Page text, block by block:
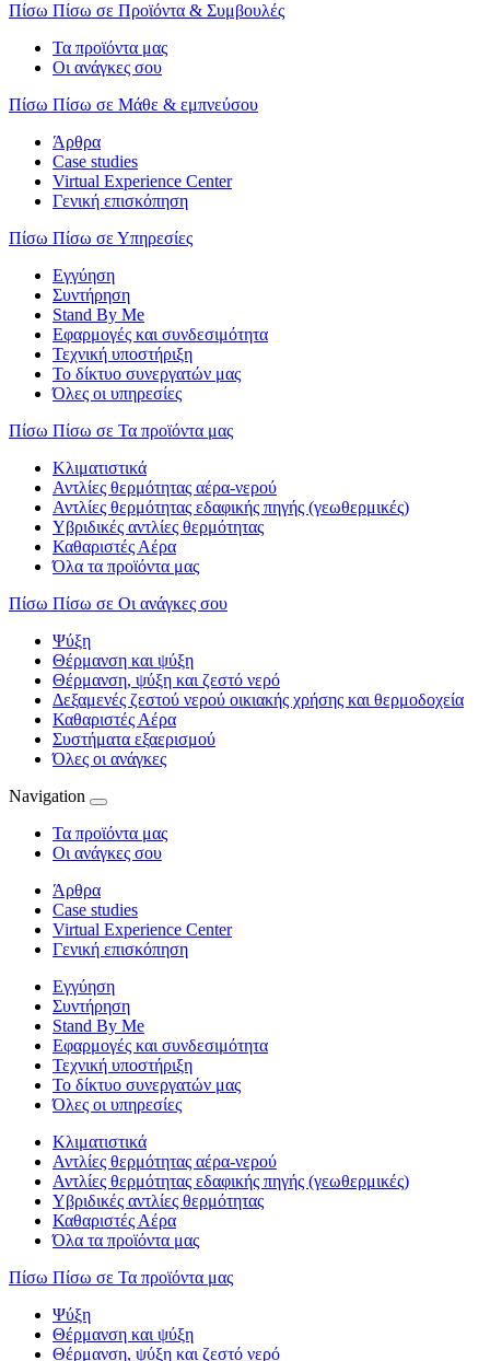
Πίσω Πίσω σε Προϊόντα & Συμβουλές
Τα προϊόντα μας
Οι ανάγκες σου
Πίσω Πίσω σε Μάθε & εμπνεύσου
Άρθρα
Case studies
Virtual Experience Center
Γενική επισκόπηση
Πίσω Πίσω σε Υπηρεσίες
Εγγύηση
Συντήρηση
Stand By Me
Εφαρμογές και συνδεσιμότητα
Τεχνική υποστήριξη
Το δίκτυο συνεργατών μας
Όλες οι υπηρεσίες
Πίσω Πίσω σε Τα προϊόντα μας
Κλιματιστικά
Αντλίες θερμότητας αέρα-νερού
Αντλίες θερμότητας εδαφικής πηγής (γεωθερμικές)
Υβριδικές αντλίες θερμότητας
Καθαριστές Αέρα
Όλα τα προϊόντα μας
Πίσω Πίσω σε Οι ανάγκες σου
Ψύξη
Θέρμανση και ψύξη
Θέρμανση, ψύξη και ζεστό νερό
Δεξαμενές ζεστού νερού οικιακής χρήσης και θερμοδοχεία
Καθαριστές Αέρα
Συστήματα εξαερισμού
Όλες οι ανάγκες
Navigation
Τα προϊόντα μας
Οι ανάγκες σου
Άρθρα
Case studies
Virtual Experience Center
Γενική επισκόπηση
Εγγύηση
Συντήρηση
Stand By Me
Εφαρμογές και συνδεσιμότητα
Τεχνική υποστήριξη
Το δίκτυο συνεργατών μας
Όλες οι υπηρεσίες
Κλιματιστικά
Αντλίες θερμότητας αέρα-νερού
Αντλίες θερμότητας εδαφικής πηγής (γεωθερμικές)
Υβριδικές αντλίες θερμότητας
Καθαριστές Αέρα
Όλα τα προϊόντα μας
Πίσω Πίσω σε Τα προϊόντα μας
Ψύξη
Θέρμανση και ψύξη
Θέρμανση, ψύξη και ζεστό νερό